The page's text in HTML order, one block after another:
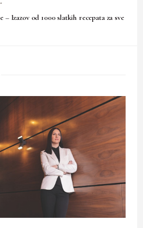
– Izazov od 1000 slatkih recepata za sve